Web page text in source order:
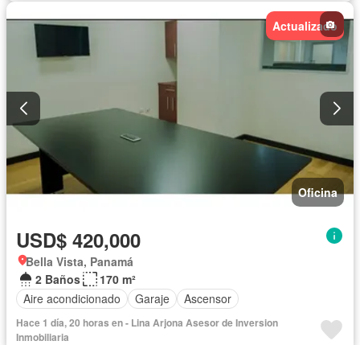
Actualizado
Oficina
USD$ 420,000
Bella Vista, Panamá
2 Baños
170 m²
Aire acondicionado
Garaje Ascensor
Hace 1 día, 20 horas en - Lina Arjona Asesor de Inversion
Inmobiliaria